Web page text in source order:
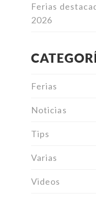
Ferias
2026
Ferias
Noticias
Tips
Varias
Videos